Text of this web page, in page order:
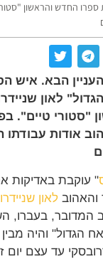
החדש והראשון "סטורי
הבא. איש
לאון
טיים".
עבודתו
באדיקות אחר
לאון
בעברו,
והיה מבין
עד עצם יום זה